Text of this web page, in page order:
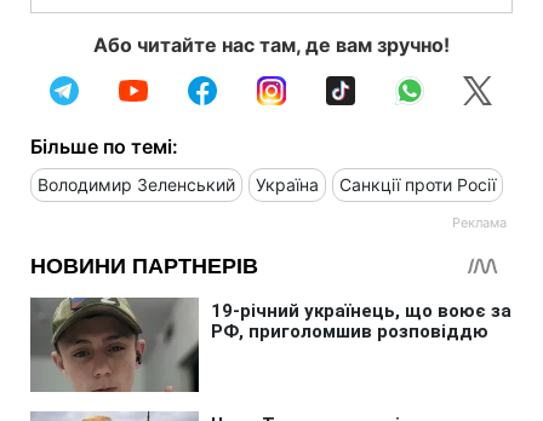
Або читайте нас там, де вам зручно!
Більше по темі:
Володимир Зеленський Україна Санкції проти Росії